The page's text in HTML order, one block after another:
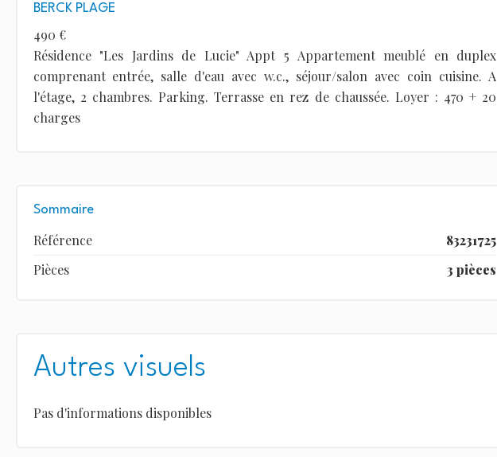
BERCK PLAGE
490 €
Résidence "Les Jardins de Lucie" Appt 5 Appartement meublé en duplex
comprenant entrée, salle d'eau avec w.c., séjour/salon avec coin cuisine. A
l'étage, 2 chambres. Parking. Terrasse en rez de chaussée. Loyer : 470 + 20
charges
Sommaire
Référence
83231725
Pièces
3 pièces
Autres visuels
Pas d'informations disponibles